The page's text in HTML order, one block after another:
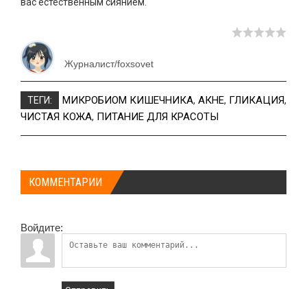
вас естественным сиянием.
Журналист/foxsovet
ТЕГИ: МИКРОБИОМ КИШЕЧНИКА, АКНЕ, ГЛИКАЦИЯ,
ЧИСТАЯ КОЖА, ПИТАНИЕ ДЛЯ КРАСОТЫ
КОММЕНТАРИИ
Войдите: